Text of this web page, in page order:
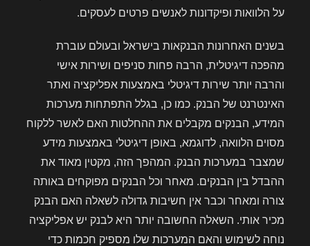
על הלוואות ופיקדונות לאנשים פרטים לעסקים.
בשנים האחרונות הבנקאות בישראל ובעולם עוברת
מהפכה דיגיטלית, הרבה פחות סניפים ושירות אישי
והרבה יותר שירות דיגיטלי באמצעות אפליקציה ואתר
האינטרנט של הבנק. כמו כן, בגלל התפתחות מערכות
המידע, הבנקים מקבלים את ההחלטות האם לאשר ללקוח
מסוים הלוואה, לדוגמא, באופן דיגיטלי באמצעות מידע
שמצבר במערכות הבנק. המהפך הזה, מקטין מאוד את
ההבדל בין הבנקים. מאחר וכל הבנקים מפוקחים באותה
צורה ומאחר וכבר אין חשיבות גדולה לשאלה האם הבנק
מכיר אותי. השאלה החשובה יותר היא לבנק יש אפליקציה
נוחה לשימוש והאם המערכות שלו מספיק חכמות כדי